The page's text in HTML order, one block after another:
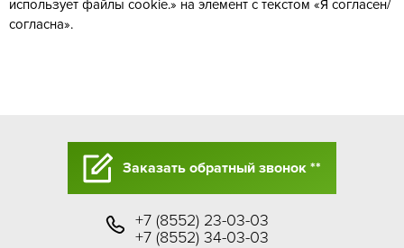
использует файлы cookie.» на элемент с текстом «Я согласен/
согласна».
Заказать обратный звонок **
+7 (8552) 23-03-03
+7 (8552) 34-03-03